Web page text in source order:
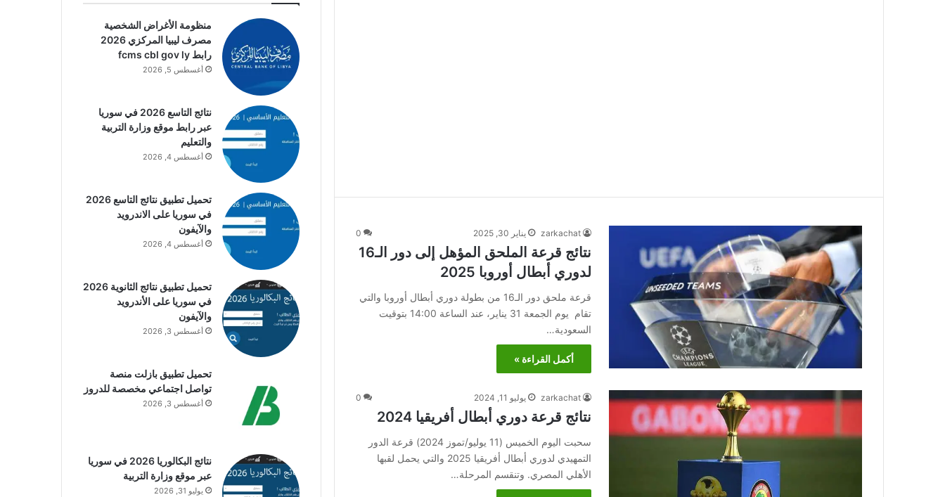
zarkachat يناير 30, 2025 0
نتائج قرعة الملحق المؤهل إلى دور الـ16
لدوري أبطال أوروبا 2025
قرعة ملحق دور الـ16 من بطولة دوري أبطال أوروبا والتي
تقام يوم الجمعة 31 يناير، عند الساعة 14:00 بتوقيت
السعودية…
أكمل القراءة »
zarkachat يوليو 11, 2024 0
نتائج قرعة دوري أبطال أفريقيا 2024
سحبت اليوم الخميس (11 يوليو/تموز 2024) قرعة الدور
التمهيدي لدوري أبطال أفريقيا 2025 والتي يحمل لقبها
الأهلي المصري. وتنقسم المرحلة…
منظومة الأغراض الشخصية
مصرف ليبيا المركزي 2026
رابط fcms cbl gov ly
أغسطس 5, 2026
نتائج التاسع 2026 في سوريا
عبر رابط موقع وزارة التربية
والتعليم
أغسطس 4, 2026
تحميل تطبيق نتائج التاسع 2026
في سوريا على الاندرويد
والآيفون
أغسطس 4, 2026
تحميل تطبيق نتائج الثانوية 2026
في سوريا على الأندرويد
والآيفون
أغسطس 3, 2026
تحميل تطبيق بازلت منصة
تواصل اجتماعي مخصصة للدروز
أغسطس 3, 2026
نتائج البكالوريا 2026 في سوريا
عبر موقع وزارة التربية
يوليو 31, 2026